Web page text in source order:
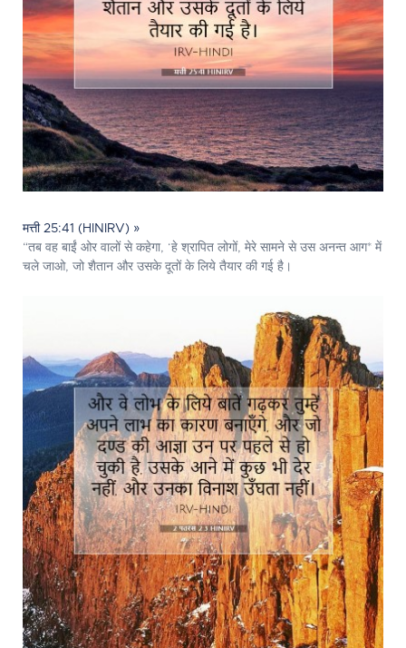
मत्ती 25:41 (HINIRV) »
“तब वह बाईं ओर वालों से कहेगा, ‘हे श्रापित लोगों, मेरे सामने से उस अनन्त आग* में
चले जाओ, जो शैतान और उसके दूतों के लिये तैयार की गई है।